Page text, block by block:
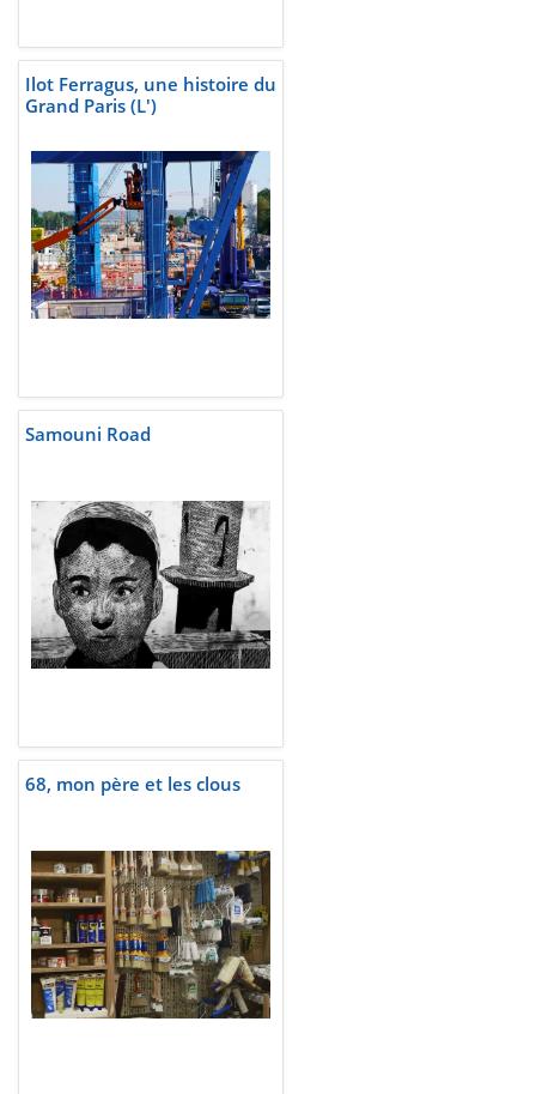
Ilot Ferragus, une histoire du
Grand Paris (L')
Samouni Road
68, mon père et les clous